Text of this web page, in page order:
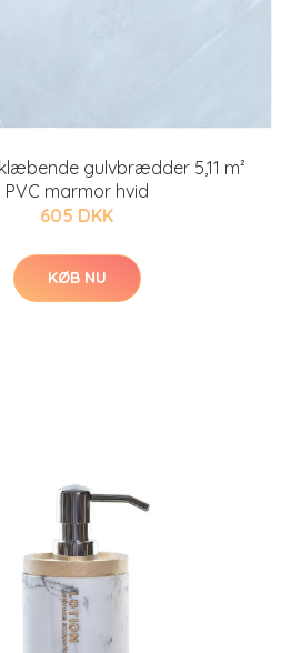
gulvbrædder 5,11 m²
PVC marmor hvid
605 DKK
KØB NU